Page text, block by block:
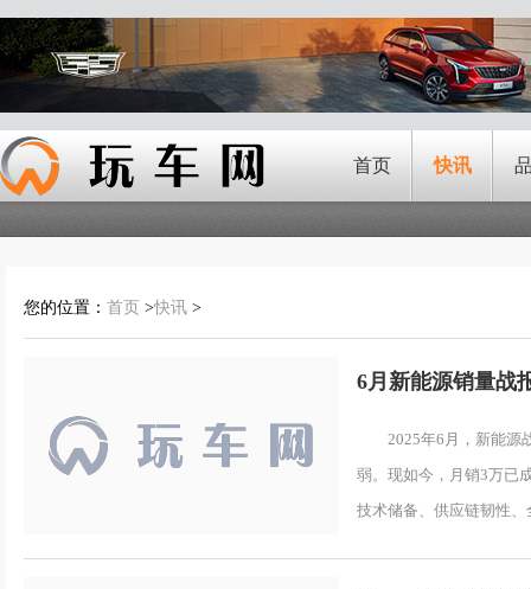
首页 快讯
您的位置： 首页 >快讯 >
6月新能源销量战
突起2025年6月，新能源
弱。现如今，月销3万已
技术储备、供应链韧性、